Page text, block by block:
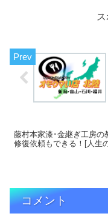
藤村本家漆･金継ぎ工房の
修復依頼もできる！[人生
コメント